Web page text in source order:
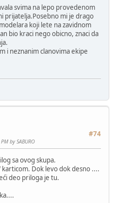
svima na lepo provedenom
prijatelja.Posebno mi je drago
koji lete na zavidnom
bio kraci nego obicno, znaci da
i neznanim clanovima ekipe
#74
by SABURO
sa ovog skupa.
karticom. Dok levo dok desno ....
deo priloga je tu.